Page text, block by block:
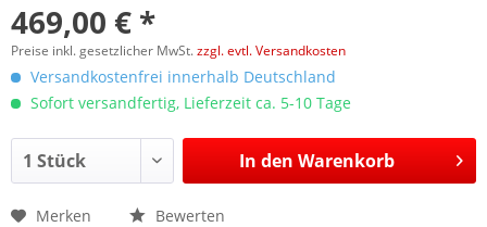
469,00 € *
Preise inkl. gesetzlicher MwSt.zzgl. evtl. Versandkosten
Versandkostenfrei innerhalb Deutschland
Sofort versandfertig, Lieferzeit ca. 5-10 Tage
In den Warenkorb
Merken Bewerten